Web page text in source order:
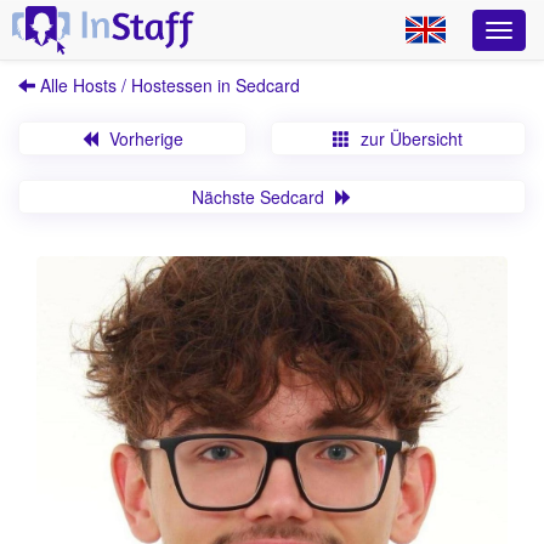
Alle Hosts / Hostessen in Sedcard
Vorherige zur Übersicht
Nächste Sedcard